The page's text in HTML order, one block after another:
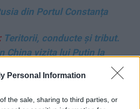
Personal Information
the sale, sharing to third parties, or
din Portul Constanța
Teritorii, conducte și tribut.
China vizita lui Putin la